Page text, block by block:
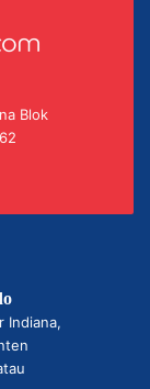
Blok
Indiana,